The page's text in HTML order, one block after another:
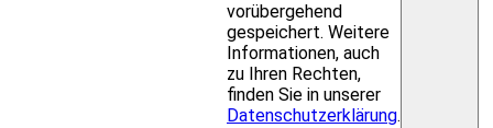
vorübergehend
gespeichert. Weitere
Informationen, auch
zu Ihren Rechten,
finden Sie in unserer
Datenschutzerklärung.